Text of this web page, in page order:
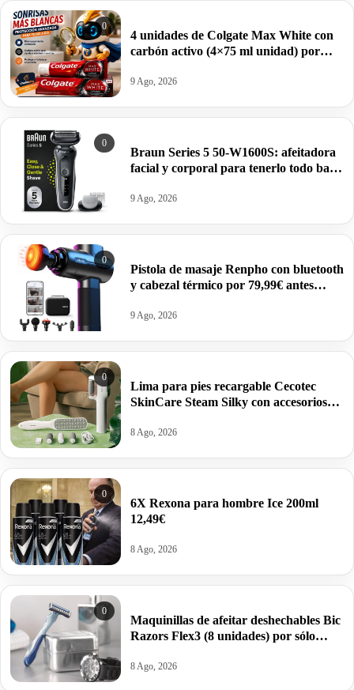
0
4 unidades de Colgate Max White con
carbón activo (4×75 ml unidad) por
9 Ago, 2026
0
Braun Series 5 50-W1600S: afeitadora
facial y corporal para tenerlo todo bajo
9 Ago, 2026
0
Pistola de masaje Renpho con bluetooth
y cabezal térmico por 79,99€ antes
9 Ago, 2026
0
Lima para pies recargable Cecotec
SkinCare Steam Silky con accesorios
8 Ago, 2026
0
6X Rexona para hombre Ice 200ml
12,49€
8 Ago, 2026
0
Maquinillas de afeitar deshechables Bic
Razors Flex3 (8 unidades) por sólo
8 Ago, 2026